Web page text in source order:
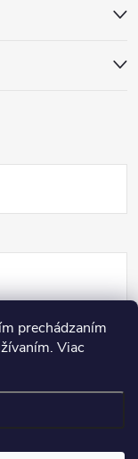
prechádzaním
Viac
vyhradené.